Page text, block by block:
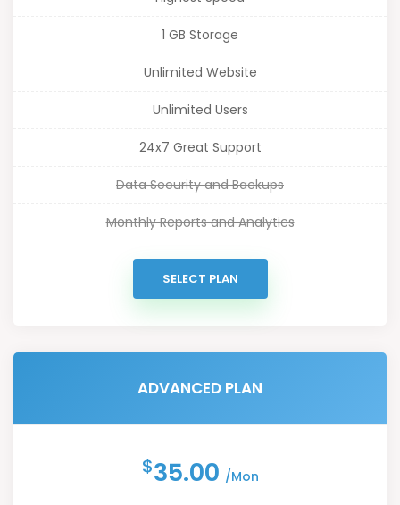
1 GB Storage
Unlimited Website
Unlimited Users
24x7 Great Support
Data Security and Backups
Monthly Reports and Analytics
SELECT PLAN
ADVANCED PLAN
$35.00 /Mon